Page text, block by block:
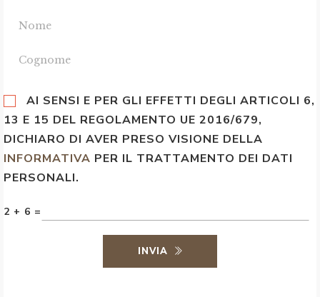
AI SENSI E PER GLI EFFETTI DEGLI ARTICOLI 6,
13 E 15 DEL REGOLAMENTO UE 2016/679,
DICHIARO DI AVER PRESO VISIONE DELLA
INFORMATIVA PER IL TRATTAMENTO DEI DATI
PERSONALI.
2 + 6 =
INVIA